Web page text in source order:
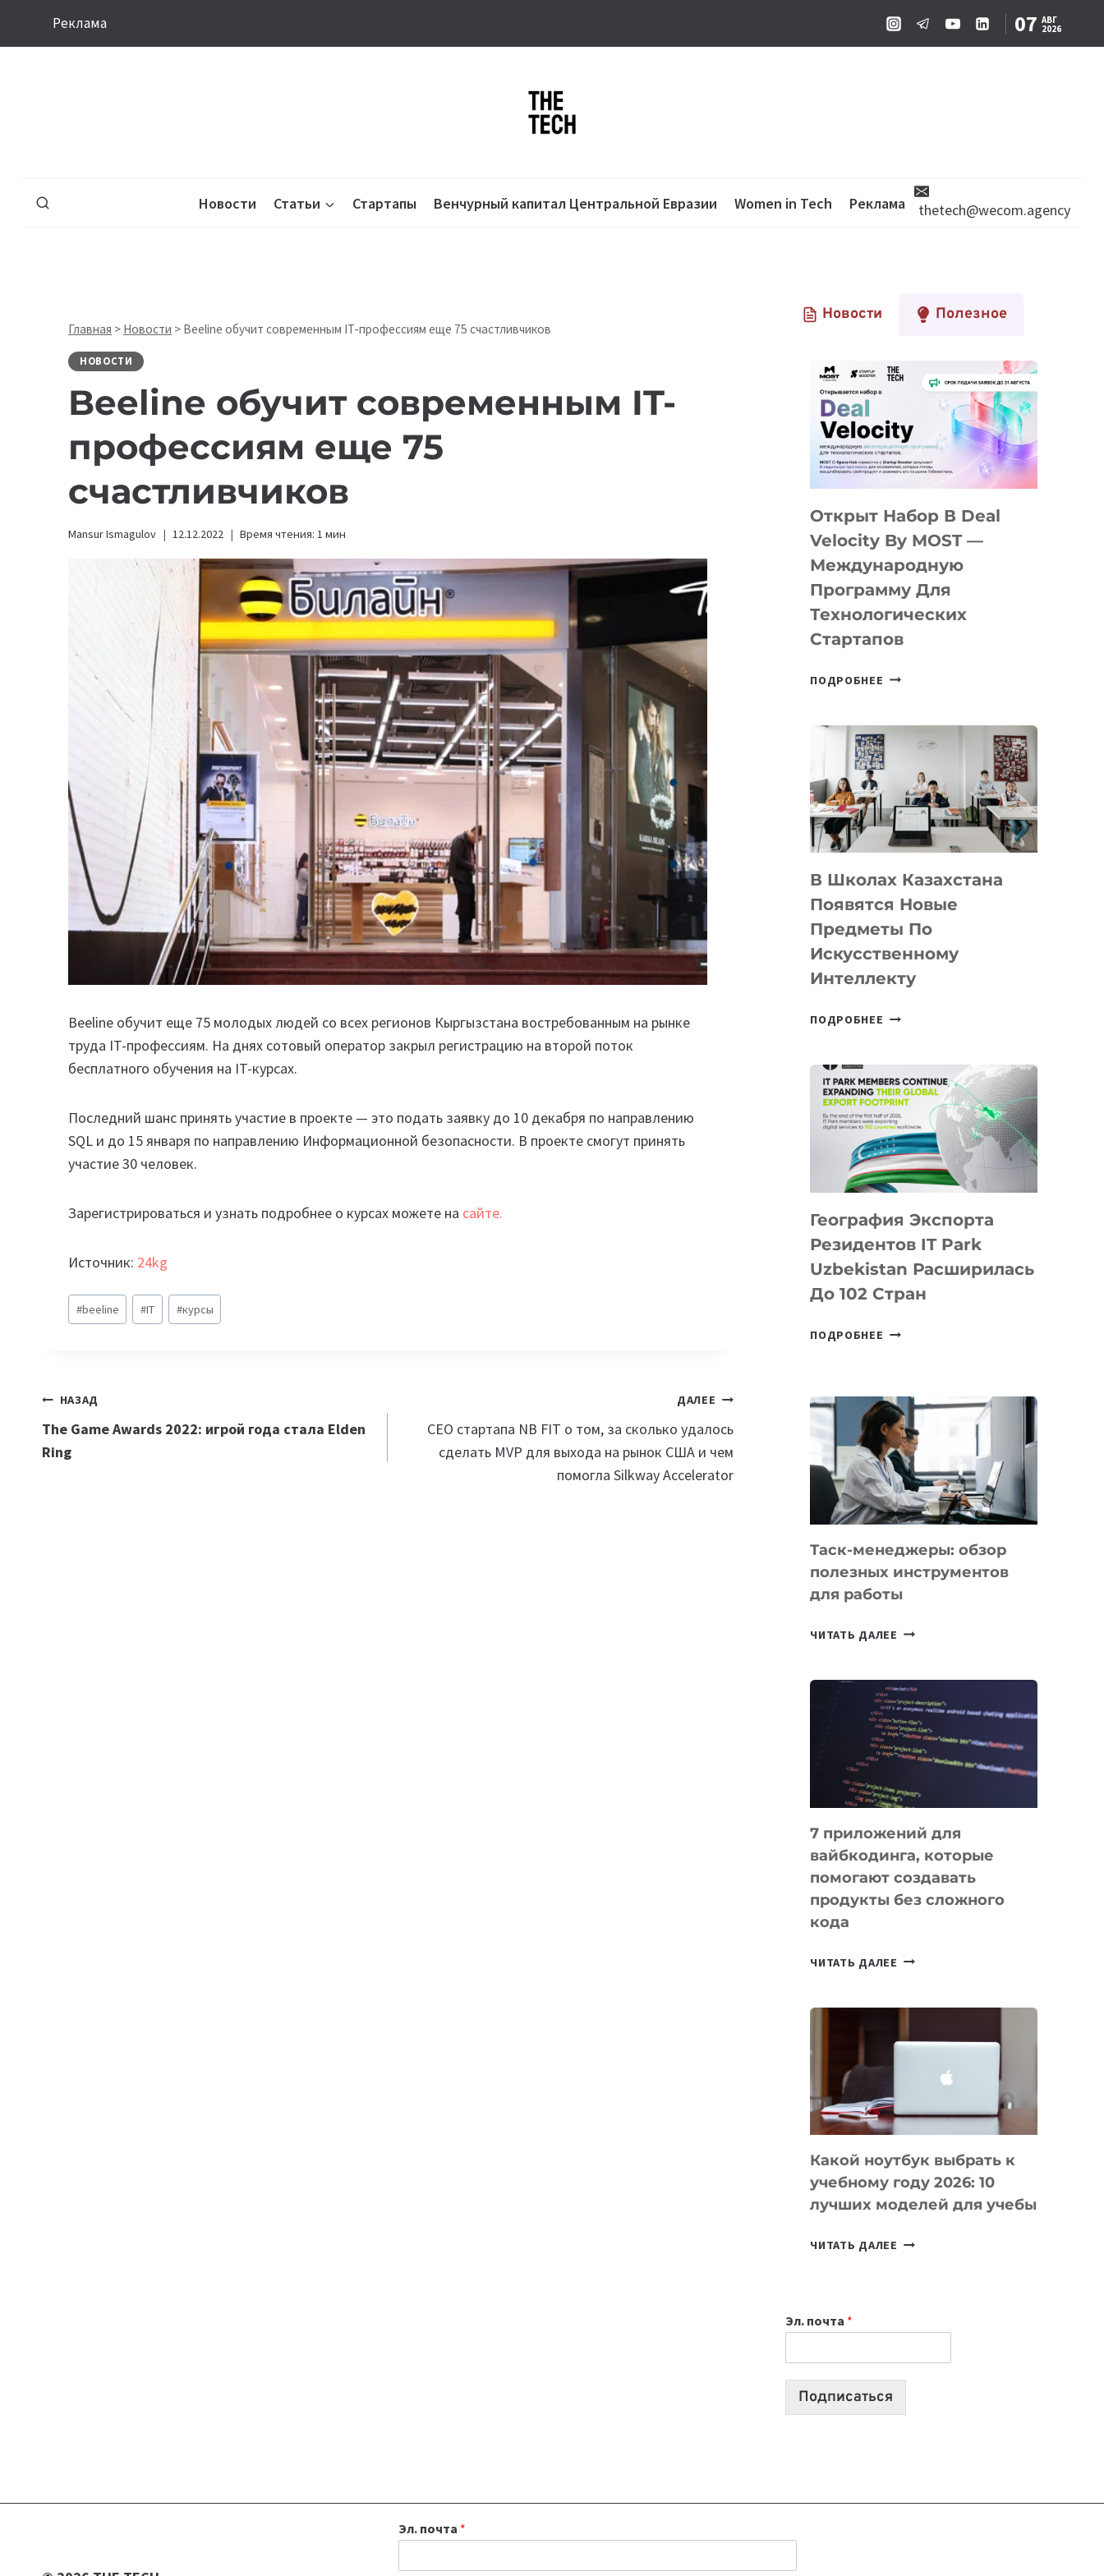
Реклама 07 АВГ
2026
Новости Статьи Стартапы Венчурный капитал Центральной Евразии Women in Tech Реклама thetech@wecom.agency
Главная > Новости > Beeline обучит современным IT-профессиям еще 75 счастливчиков
НОВОСТИ
Beeline обучит современным IT-
профессиям еще 75
счастливчиков
Mansur Ismagulov 12.12.2022 Время чтения: 1 мин
Beeline обучит еще 75 молодых людей со всех регионов Кыргызстана востребованным на рынке
труда IT-профессиям. На днях сотовый оператор закрыл регистрацию на второй поток
бесплатного обучения на IT-курсах.
Последний шанс принять участие в проекте — это подать заявку до 10 декабря по направлению
SQL и до 15 января по направлению Информационной безопасности. В проекте смогут принять
участие 30 человек.
Зарегистрироваться и узнать подробнее о курсах можете на сайте.
Источник: 24kg
Метки
записи:
#beeline #IT #курсы
Навигация
по
НАЗАД
The Game Awards 2022: игрой года стала Elden
Ring
ДАЛЕЕ
СЕО стартапа NB FIT о том, за сколько удалось
сделать MVP для выхода на рынок США и чем
помогла Silkway Accelerator
Новости Полезное
Открыт Набор В Deal
Velocity By MOST —
Международную
Программу Для
Технологических
Стартапов
ПОДРОБНЕЕ ОТКРЫТ
DEAL
VELOCITY
MOST
—
МЕЖДУНАРОДНУЮ
ДЛЯ
ТЕХНОЛОГИЧЕСКИХ
СТАРТАПОВ
В Школах Казахстана
Появятся Новые
Предметы По
Искусственному
Интеллекту
ПОДРОБНЕЕ
ПОЯВЯТСЯ
НОВЫЕ
ПРЕДМЕТЫ
ПО
ИСКУССТВЕННОМУ
ИНТЕЛЛЕКТУ
География Экспорта
Резидентов IT Park
Uzbekistan Расширилась
До 102 Стран
ПОДРОБНЕЕ ГЕОГРАФИЯ
PARK
UZBEKISTAN
РАСШИРИЛАСЬ
ДО
102
СТРАН
Таск-менеджеры: обзор
полезных инструментов
для работы
ЧИТАТЬ ДАЛЕЕ ТАСК-
ПОЛЕЗНЫХ
ИНСТРУМЕНТОВ
ДЛЯ
РАБОТЫ
7 приложений для
вайбкодинга, которые
помогают создавать
продукты без сложного
кода
ЧИТАТЬ ДАЛЕЕ
КОТОРЫЕ
СОЗДАВАТЬ
БЕЗ
КОДА
Какой ноутбук выбрать к
учебному году 2026: 10
лучших моделей для учебы
ЧИТАТЬ ДАЛЕЕ КАКОЙ
2026:
10
Эл. почта *
Подписаться
Эл. почта *